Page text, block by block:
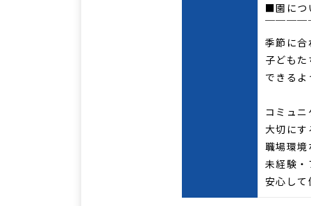
■園につ
￣￣￣
季節に合
子ども
できる
コミュ
大切に
職場環境
未経験
安心し